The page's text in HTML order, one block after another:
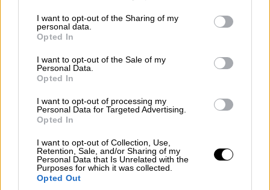
I want to opt-out of the Sharing of my
personal data.
Opted In
I want to opt-out of the Sale of my
Personal Data.
Opted In
I want to opt-out of processing my
Personal Data for Targeted Advertising.
Opted In
I want to opt-out of Collection, Use,
Retention, Sale, and/or Sharing of my
Personal Data that Is Unrelated with the
Purposes for which it was collected.
Opted Out
NOTICIAS MAS VISTAS